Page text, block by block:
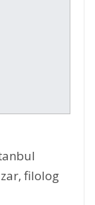
filolog